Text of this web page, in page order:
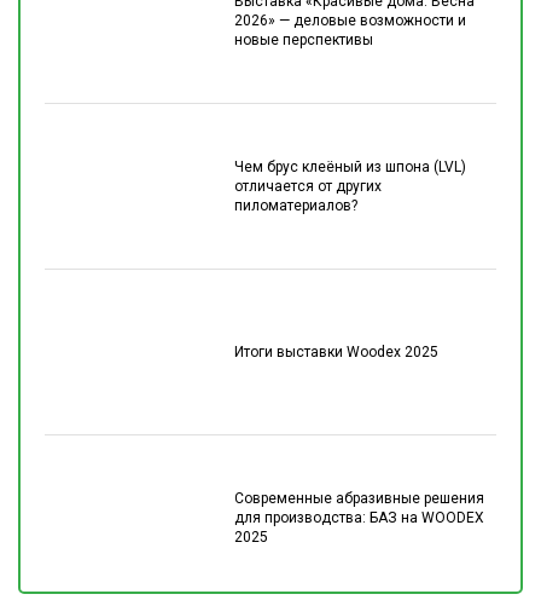
2026» — деловые возможности и
новые перспективы
Чем брус клеёный из шпона (LVL)
отличается от других
пиломатериалов?
Итоги выставки Woodex 2025
Современные абразивные решения
для производства: БАЗ на WOODEX
2025